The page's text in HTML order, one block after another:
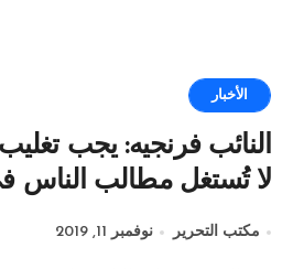
الأخبار
النائب فرنجيه: يجب
لا تُستغل مطالب الناس
سياسية
مكتب التحرير نوفمبر 11, 2019